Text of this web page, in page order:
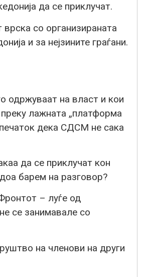
да се приклучат.
со организираната
и за нејзините граѓани.
одржуваат на власт и кои
лажната „платформа
дека СДСМ не сака
да се приклучат кон
барем на разговор?
– луѓе од
се занимавале со
на членови на други